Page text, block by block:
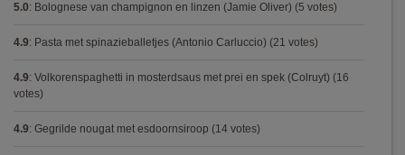
5.0: Bolognese van champignon en linzen (Jamie Oliver) (5 votes)
4.9: Pasta met spinazieballetjes (Antonio Carluccio) (21 votes)
4.9: Volkorenspaghetti in mosterdsaus met prei en spek (Colruyt) (16
votes)
4.9: Gegrilde nougat met esdoornsiroop (14 votes)